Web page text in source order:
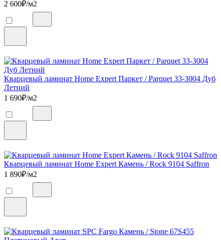
2 600₽/м2
Кварцевый ламинат Home Expert Паркет / Parquet 33-3004 Дуб
Летний
1 690₽/м2
Кварцевый ламинат Home Expert Камень / Rock 9104 Saffron
1 890₽/м2